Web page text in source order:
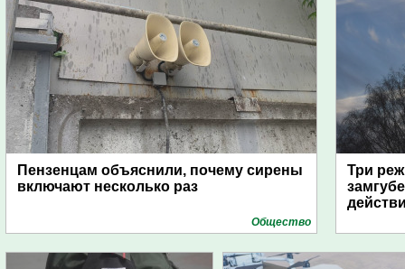
Пензенцам объяснили, почему сирены
включают несколько раз
Общество
Три